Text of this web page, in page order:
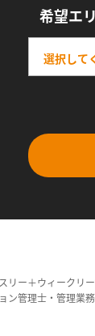
希望エ
ー＋ウィークリ
管理士・管理